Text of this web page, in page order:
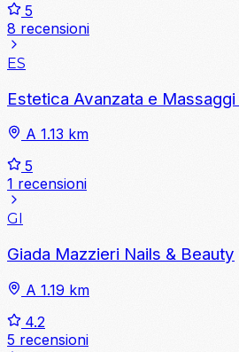
5
8 recensioni
ES
Estetica Avanzata e
A 1.13 km
5
1 recensioni
GI
Giada Mazzieri Nails & Beauty
A 1.19 km
4.2
5 recensioni